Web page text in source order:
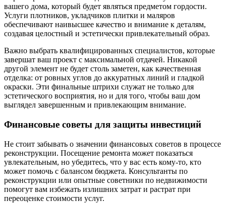
вашего дома, который будет являться предметом гордости.
Услуги плотников, укладчиков плитки и маляров
обеспечивают наивысшее качество и внимание к деталям,
создавая целостный и эстетически привлекательный образ.
Важно выбрать квалифицированных специалистов, которые
завершат ваш проект с максимальной отдачей. Никакой
другой элемент не будет столь заметен, как качественная
отделка: от ровных углов до аккуратных линий и гладкой
окраски. Эти финальные штрихи служат не только для
эстетического восприятия, но и для того, чтобы ваш дом
выглядел завершенным и привлекающим внимание.
Финансовые советы для защиты инвестиций
Не стоит забывать о значении финансовых советов в процессе
реконструкции. Посещение ремонта может показаться
увлекательным, но убедитесь, что у вас есть кому-то, кто
может помочь с балансом бюджета. Консультанты по
реконструкции или опытные советники по недвижимости
помогут вам избежать излишних затрат и растрат при
переоценке стоимости услуг.